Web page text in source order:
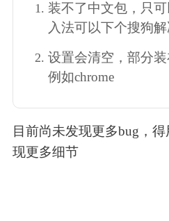
装不了中文包，只
入法可以下个搜狗
设置会清空，部分装
例如chrome
目前尚未发现更多bug，
现更多细节